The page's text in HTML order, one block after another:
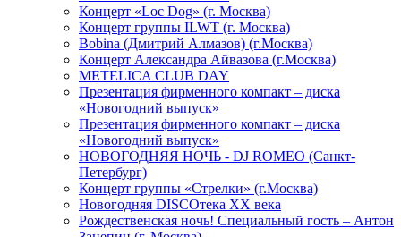
Концерт «Loc Dog» (г. Москва)
Концерт группы ILWT (г. Москва)
Bobina (Дмитрий Алмазов) (г.Москва)
Концерт Александра Айвазова (г.Москва)
METELICA CLUB DAY
Презентация фирменного компакт – диска
«Новогодний выпуск»
Презентация фирменного компакт – диска
«Новогодний выпуск»
НОВОГОДНЯЯ НОЧЬ - DJ ROMEO (Санкт-
Петербург)
Концерт группы «Стрелки» (г.Москва)
Новогодняя DISCOтека ХХ века
Рождественская ночь! Специальный гость – Антон